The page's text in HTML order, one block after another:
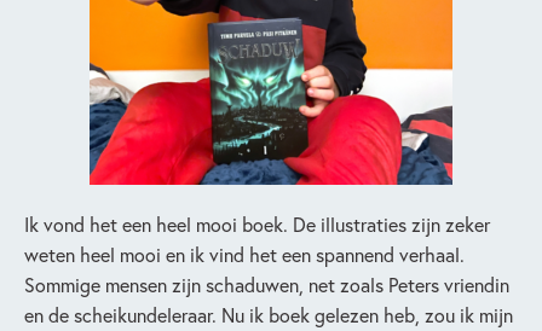
Ik vond het een heel mooi boek. De illustraties zijn zeker
weten heel mooi en ik vind het een spannend verhaal.
Sommige mensen zijn schaduwen, net zoals Peters vriendin
en de scheikundeleraar. Nu ik boek gelezen heb, zou ik mijn